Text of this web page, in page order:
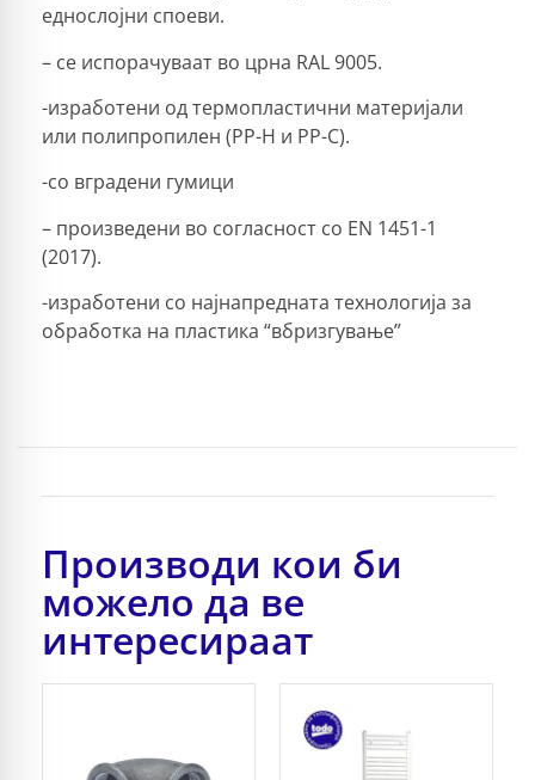
еднослојни споеви.
– се испорачуваат во црна RAL 9005.
-изработени од термопластични материјали
или полипропилен (PP-H и PP-C).
-со вградени гумици
– произведени во согласност со EN 1451-1
(2017).
-изработени со најнапредната технологија за
обработка на пластика “вбризгување”
Производи кои би
можело да ве
интересираат